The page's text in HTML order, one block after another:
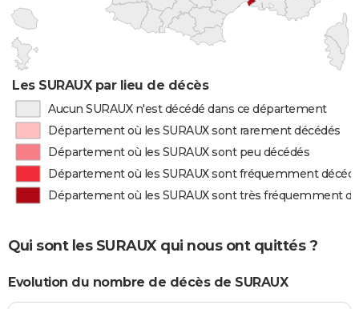
Les SURAUX par lieu de décès
Aucun SURAUX n'est décédé dans ce département
Département où les SURAUX sont rarement décédés
Département où les SURAUX sont peu décédés
Département où les SURAUX sont fréquemment
Département où les SURAUX sont très fréquemment
Qui sont les SURAUX qui nous ont quittés ?
Evolution du nombre de décès de SURAUX